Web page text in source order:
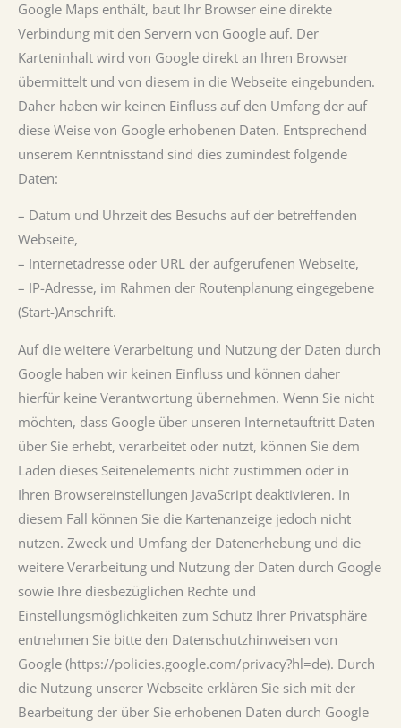
Google Maps enthält, baut Ihr Browser eine direkte
Verbindung mit den Servern von Google auf. Der
Karteninhalt wird von Google direkt an Ihren Browser
übermittelt und von diesem in die Webseite eingebunden.
Daher haben wir keinen Einfluss auf den Umfang der auf
diese Weise von Google erhobenen Daten. Entsprechend
unserem Kenntnisstand sind dies zumindest folgende
Daten:
– Datum und Uhrzeit des Besuchs auf der betreffenden
Webseite,
– Internetadresse oder URL der aufgerufenen Webseite,
– IP-Adresse, im Rahmen der Routenplanung eingegebene
(Start-)Anschrift.
Auf die weitere Verarbeitung und Nutzung der Daten durch
Google haben wir keinen Einfluss und können daher
hierfür keine Verantwortung übernehmen. Wenn Sie nicht
möchten, dass Google über unseren Internetauftritt Daten
über Sie erhebt, verarbeitet oder nutzt, können Sie dem
Laden dieses Seitenelements nicht zustimmen oder in
Ihren Browsereinstellungen JavaScript deaktivieren. In
diesem Fall können Sie die Kartenanzeige jedoch nicht
nutzen. Zweck und Umfang der Datenerhebung und die
weitere Verarbeitung und Nutzung der Daten durch Google
sowie Ihre diesbezüglichen Rechte und
Einstellungsmöglichkeiten zum Schutz Ihrer Privatsphäre
entnehmen Sie bitte den Datenschutzhinweisen von
Google (https://policies.google.com/privacy?hl=de). Durch
die Nutzung unserer Webseite erklären Sie sich mit der
Bearbeitung der über Sie erhobenen Daten durch Google